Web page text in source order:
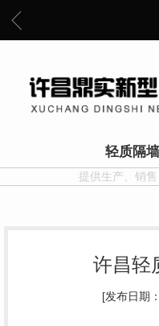
轻质隔
提供生产、销
许昌轻
[发布日期